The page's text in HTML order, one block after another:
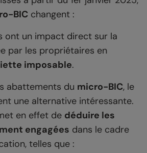
BIC changent :
ont un impact direct sur la
par les propriétaires en
imposable.
abattements du micro-BIC, le
une alternative intéressante.
en effet de déduire les
engagées dans le cadre
telles que :